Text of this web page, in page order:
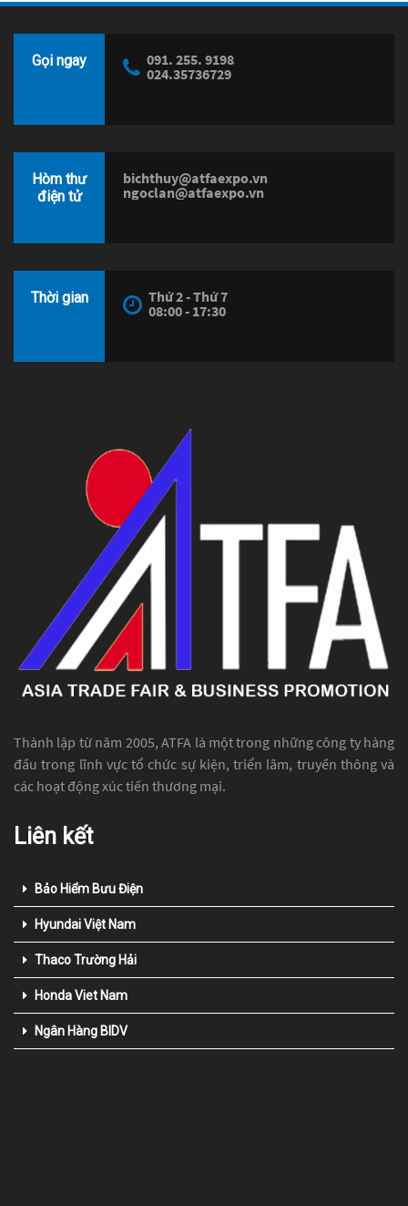
Gọi ngay
091. 255. 9198
024.35736729
Hòm thư
điện tử
bichthuy@atfaexpo.vn
ngoclan@atfaexpo.vn
Thời gian
Thứ 2 - Thứ 7
08:00 - 17:30
Thành lập từ năm 2005, ATFA là một trong những công ty hàng
đầu trong lĩnh vực tổ chức sự kiện, triển lãm, truyền thông và
các hoạt động xúc tiến thương mại.
Liên kết
Bảo Hiểm Bưu Điện
Hyundai Việt Nam
Thaco Trường Hải
Honda Viet Nam
Ngân Hàng BIDV